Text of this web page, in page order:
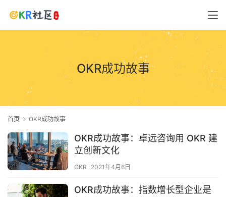
OKR成功故事
首页 OKR成功故事
OKR成功故事：卓远咨询用 OKR 建
立创新文化
OKR 2021年4月6日
OKR成功故事：指数增长型企业是